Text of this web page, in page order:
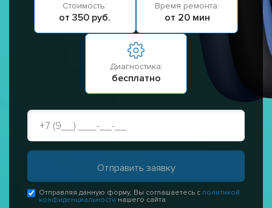
Стоимость:
от 350 руб.
Время ремонта:
от 20 мин
Диагностика:
бесплатно
Отправляя данную форму, Вы соглашаетесь с политикой
конфиденциальности нашего сайта